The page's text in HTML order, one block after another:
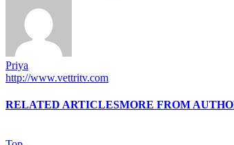
Priya
http://www.vettritv.com
RELATED ARTICLESMORE FROM